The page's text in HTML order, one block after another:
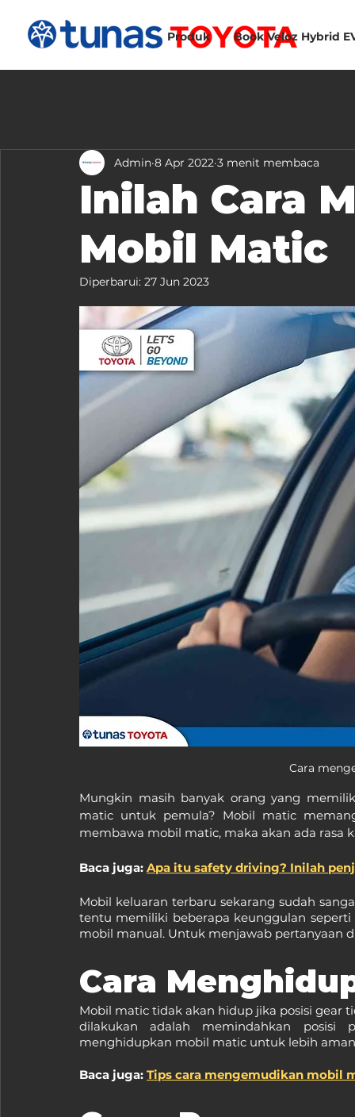
Produk Book Veloz Hybrid
Inilah Cara
Mobil Matic
Admin 8 Apr 2022 3 menit membaca
Diperbarui: 27 Jun 2023
Cara
Mungkin masih banyak orang yang
matic untuk pemula? Mobil matic
membawa mobil matic, maka akan ada rasa
Baca juga: Apa itu safety driving? Inilah
Mobil keluaran terbaru sekarang sudah
tentu memiliki beberapa keunggulan
mobil manual. Untuk menjawab pertanyaan
Cara
Mobil matic tidak akan hidup jika posisi gear
dilakukan adalah memindahkan
menghidupkan mobil matic untuk lebih
Baca juga: Tips cara mengemudikan mobil